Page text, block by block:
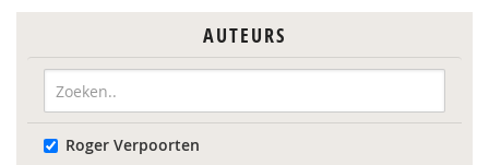
AUTEURS
Roger Verpoorten